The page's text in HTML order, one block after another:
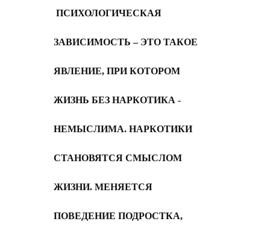
ПСИХОЛОГИЧЕСКАЯ
ЗАВИСИМОСТЬ – ЭТО ТАКОЕ
ЯВЛЕНИЕ, ПРИ КОТОРОМ
ЖИЗНЬ БЕЗ НАРКОТИКА -
НЕМЫСЛИМА. НАРКОТИКИ
СТАНОВЯТСЯ СМЫСЛОМ
ЖИЗНИ. МЕНЯЕТСЯ
ПОВЕДЕНИЕ ПОДРОСТКА,